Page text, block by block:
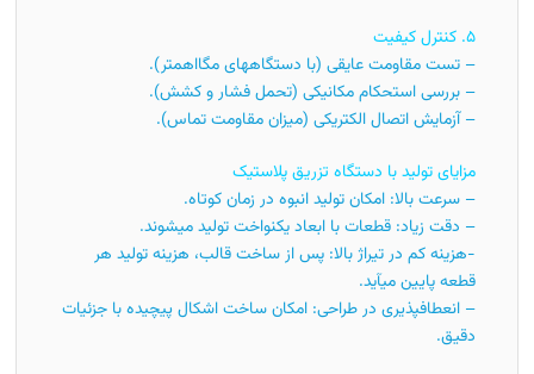
۵. کنترل کیفیت
– تست مقاومت عایقی (با دستگاههای مگااهمتر).
– بررسی استحکام مکانیکی (تحمل فشار و کشش).
– آزمایش اتصال الکتریکی (میزان مقاومت تماس).
مزایای تولید با دستگاه تزریق پلاستیک
– سرعت بالا: امکان تولید انبوه در زمان کوتاه.
– دقت زیاد: قطعات با ابعاد یکنواخت تولید میشوند.
-هزینه کم در تیراژ بالا: پس از ساخت قالب، هزینه تولید هر
قطعه پایین میآید.
– انعطافپذیری در طراحی: امکان ساخت اشکال پیچیده با جزئیات
دقیق.